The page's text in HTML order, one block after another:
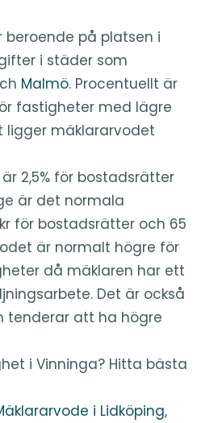
på platsen i
i städer som
Malmö. Procentuellt är
fastigheter med lägre
ligger mäklararvodet
2,5% för bostadsrätter
är det normala
för bostadsrätter och 65
är normalt högre för
då mäklaren har ett
Det är också
tenderar att ha högre
i Vinninga? Hitta bästa
i Lidköping,